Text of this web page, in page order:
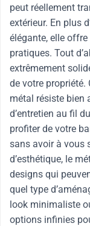
peut réellement
extérieur. En plus
élégante, elle
pratiques. Tout
extrêmement
de votre propriété.
métal résiste bien
d’entretien au fil
profiter de votre
sans avoir à vous
d’esthétique, le
designs qui
quel type
look minimaliste
options infinies